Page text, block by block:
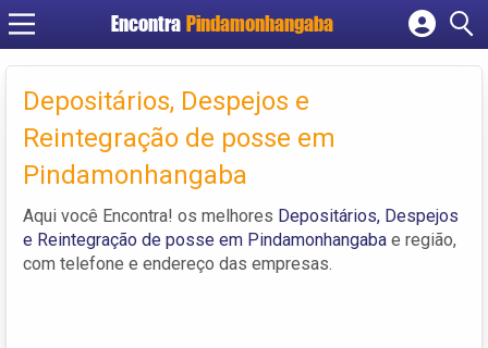
Encontra Pindamonhangaba
Cadastrar empresa
Criar conta
Depositários, Despejos e
Reintegração de posse em
Pindamonhangaba
Aqui você Encontra! os melhores Depositários, Despejos
e Reintegração de posse em Pindamonhangaba e região,
com telefone e endereço das empresas.